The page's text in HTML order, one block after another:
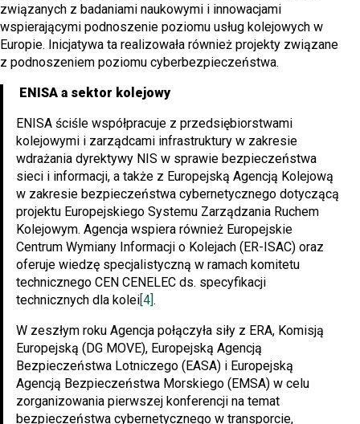
związanych z badaniami naukowymi i innowacjami
wspierającymi podnoszenie poziomu usług kolejowych w
Europie. Inicjatywa ta realizowała również projekty związane
z podnoszeniem poziomu cyberbezpieczeństwa.
ENISA a sektor kolejowy
ENISA ściśle współpracuje z przedsiębiorstwami
kolejowymi i zarządcami infrastruktury w zakresie
wdrażania dyrektywy NIS w sprawie bezpieczeństwa
sieci i informacji, a także z Europejską Agencją Kolejową
w zakresie bezpieczeństwa cybernetycznego dotyczącą
projektu Europejskiego Systemu Zarządzania Ruchem
Kolejowym. Agencja wspiera również Europejskie
Centrum Wymiany Informacji o Kolejach (ER-ISAC) oraz
oferuje wiedzę specjalistyczną w ramach komitetu
technicznego CEN CENELEC ds. specyfikacji
technicznych dla kolei[4].
W zeszłym roku Agencja połączyła siły z ERA, Komisją
Europejską (DG MOVE), Europejską Agencją
Bezpieczeństwa Lotniczego (EASA) i Europejską
Agencją Bezpieczeństwa Morskiego (EMSA) w celu
zorganizowania pierwszej konferencji na temat
bezpieczeństwa cybernetycznego w transporcie,